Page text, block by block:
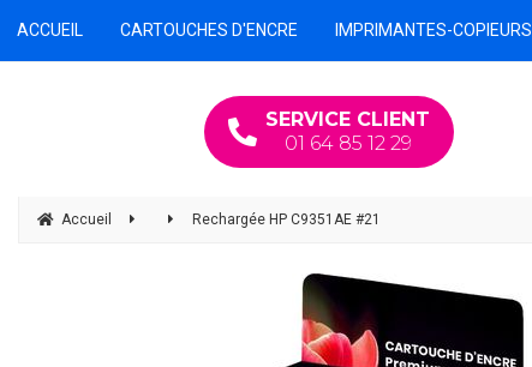
SERVICE CLIENT
01 64 85 12 29
ACCUEIL CARTOUCHES D'ENCRE IMPRIMANTES-COPIEURS
Accueil Rechargée HP C9351AE #21